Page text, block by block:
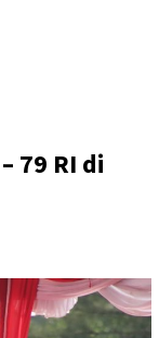
79 RI di